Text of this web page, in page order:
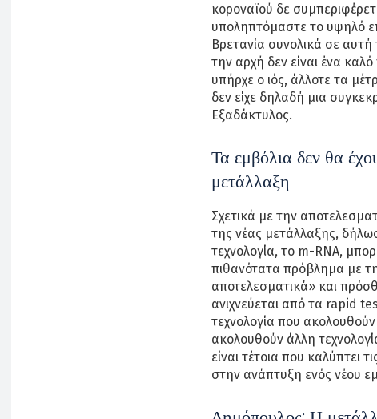
κοροναϊού δε
υποληπτόμαστε το υψηλό
Βρετανία συνολικά σε
την αρχή δεν είναι ένα
υπήρχε ο ιός, άλλοτε τα
δεν είχε δηλαδή μια
Εξαδάκτυλος.
Τα εμβόλια δεν θα
μετάλλαξη
Σχετικά με την
της νέας μετάλλαξης,
τεχνολογία, το m-RNA,
πιθανότατα πρόβλημα με
αποτελεσματικά» και
ανιχνεύεται από τα rapid
τεχνολογία που
ακολουθούν άλλη
είναι τέτοια που καλύπτει
στην ανάπτυξη ενός νέου